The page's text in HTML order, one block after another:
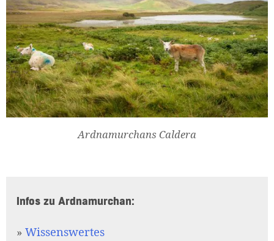
Ardnamurchans Caldera
Infos zu Ardnamurchan:
»Wissenswertes